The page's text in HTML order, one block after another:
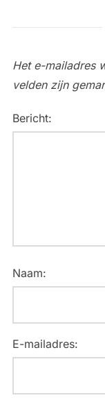
Het e-mailadres
velden zijn
Bericht:
Naam:
E-mailadres: